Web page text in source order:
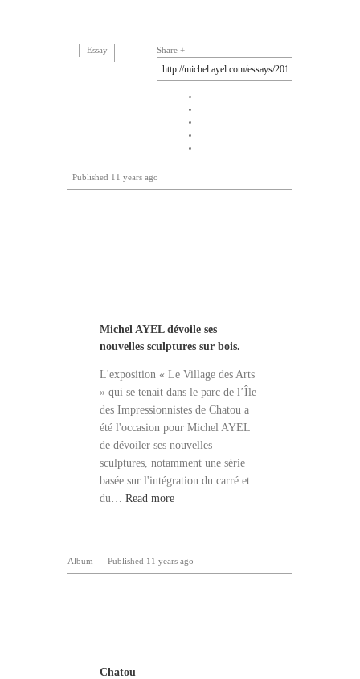
Share
Essay
Published 11 years ago
Michel AYEL dévoile ses
nouvelles sculptures sur bois.
L'exposition « Le Village des Arts
» qui se tenait dans le parc de l’Île
des Impressionnistes de Chatou a
été l'occasion pour Michel AYEL
de dévoiler ses nouvelles
sculptures, notamment une série
basée sur l'intégration du carré et
du… Read more
Album Published 11 years ago
Chatou